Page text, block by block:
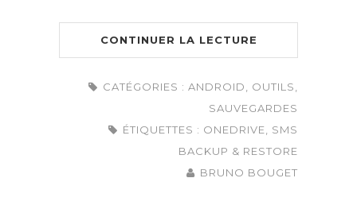
CONTINUER LA LECTURE
CATÉGORIES : ANDROID OUTILS
SAUVEGARDES
ÉTIQUETTES : ONEDRIVE
SMS
BACKUP & RESTORE
BRUNO BOUGET